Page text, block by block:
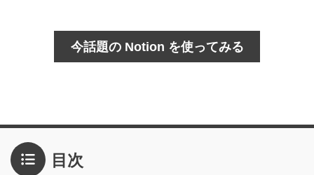
今話題の Notion を使ってみる
目次